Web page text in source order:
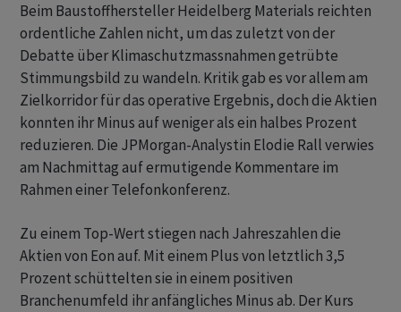
Beim Baustoffhersteller Heidelberg Materials reichten
ordentliche Zahlen nicht, um das zuletzt von der
Debatte über Klimaschutzmassnahmen getrübte
Stimmungsbild zu wandeln. Kritik gab es vor allem am
Zielkorridor für das operative Ergebnis, doch die Aktien
konnten ihr Minus auf weniger als ein halbes Prozent
reduzieren. Die JPMorgan-Analystin Elodie Rall verwies
am Nachmittag auf ermutigende Kommentare im
Rahmen einer Telefonkonferenz.
Zu einem Top-Wert stiegen nach Jahreszahlen die
Aktien von Eon auf. Mit einem Plus von letztlich 3,5
Prozent schüttelten sie in einem positiven
Branchenumfeld ihr anfängliches Minus ab. Der Kurs